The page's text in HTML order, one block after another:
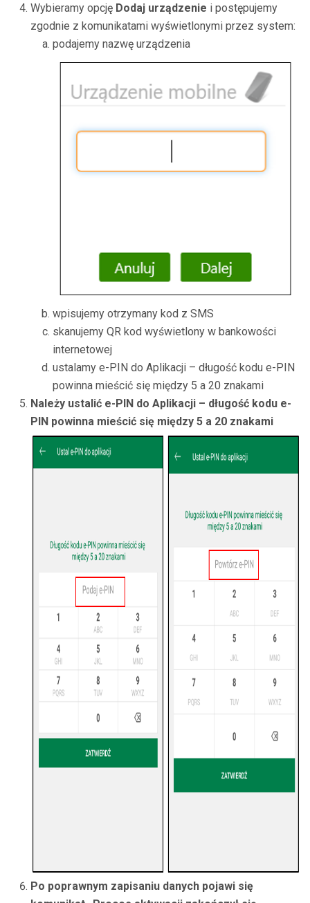
Wybieramy opcję Dodaj urządzenie i postępujemy
zgodnie z komunikatami wyświetlonymi przez system:
podajemy nazwę urządzenia
wpisujemy otrzymany kod z SMS
skanujemy QR kod wyświetlony w bankowości
internetowej
ustalamy e-PIN do Aplikacji – długość kodu e-PIN
powinna mieścić się między 5 a 20 znakami
Należy ustalić e-PIN do Aplikacji – długość kodu e-
PIN powinna mieścić się między 5 a 20 znakami
Po poprawnym zapisaniu danych pojawi się